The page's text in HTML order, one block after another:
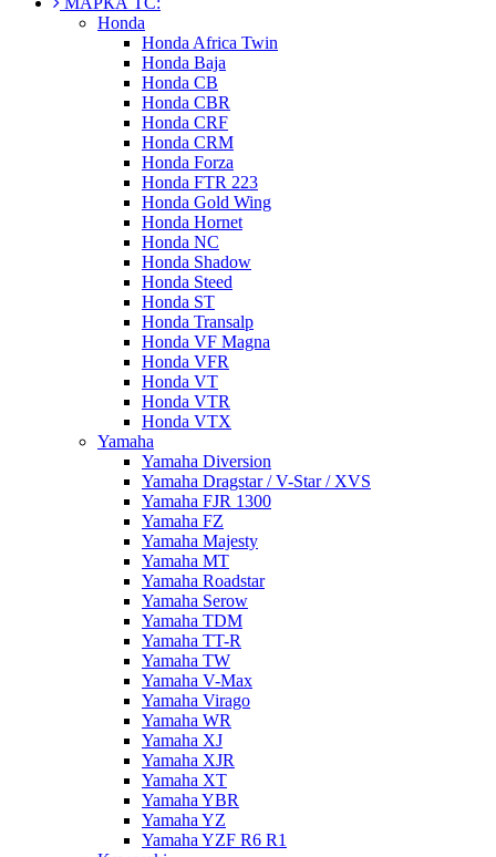
Honda
Honda Africa Twin
Honda Baja
Honda CB
Honda CBR
Honda CRF
Honda CRM
Honda Forza
Honda FTR 223
Honda Gold Wing
Honda Hornet
Honda NC
Honda Shadow
Honda Steed
Honda ST
Honda Transalp
Honda VF Magna
Honda VFR
Honda VT
Honda VTR
Honda VTX
Yamaha
Yamaha Diversion
Yamaha Dragstar / V-Star / XVS
Yamaha FJR 1300
Yamaha FZ
Yamaha Majesty
Yamaha MT
Yamaha Roadstar
Yamaha Serow
Yamaha TDM
Yamaha TT-R
Yamaha TW
Yamaha V-Max
Yamaha Virago
Yamaha WR
Yamaha XJ
Yamaha XJR
Yamaha XT
Yamaha YBR
Yamaha YZ
Yamaha YZF R6 R1